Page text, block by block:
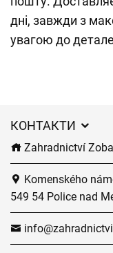
дні, завжди з
увагою до
КОНТАКТИ
Zahradnictví
Komenského
549 54 Police nad